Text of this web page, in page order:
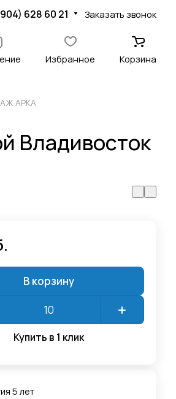
628 60 21 Заказать звонок
Избранное Корзина
АРКА
Владивосток
В корзину
Купить в 1 клик
5 лет